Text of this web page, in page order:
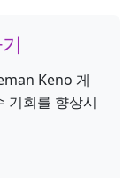
Keno 게
기회를 향상시